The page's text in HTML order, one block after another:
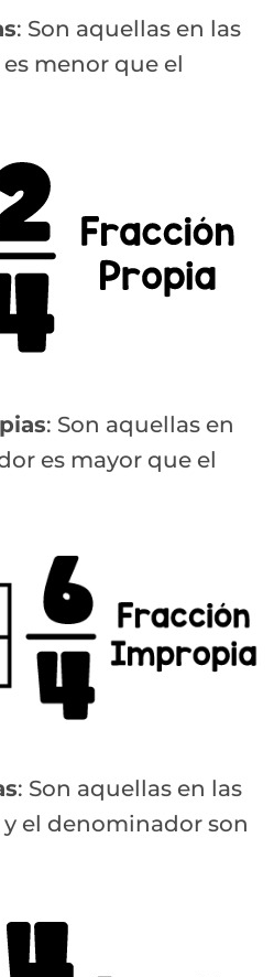
: Son aquellas en las
menor que el
: Son aquellas en
es mayor que el
: Son aquellas en las
el denominador son